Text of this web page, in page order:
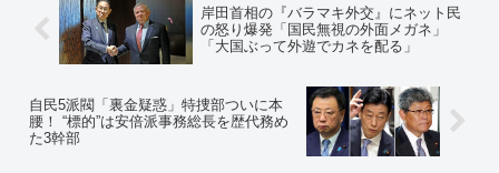
岸田首相の『バラマキ外交』にネット民
の怒り爆発「国民無視の外面メガネ」
「大国ぶって外遊でカネを配る」
自民5派閥「裏金疑惑」特捜部ついに本
腰！ “標的”は安倍派事務総長を歴代務め
た3幹部